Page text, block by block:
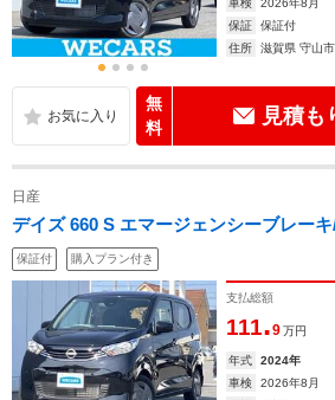
車検
2026年8月
保証
保証付
住所
滋賀県 守山市
無
料
見積も
日産
デイズ 660 S エマージェンシーブレー
保証付 購入プラン付き
支払総額
111.9 万円
年式 2024年
車検
2026年8月